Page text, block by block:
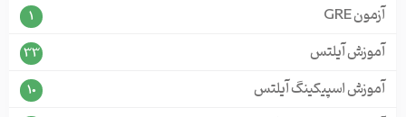
آزمون GRE 1
آموزش آیلتس 33
آموزش اسپیکینگ آیلتس 10